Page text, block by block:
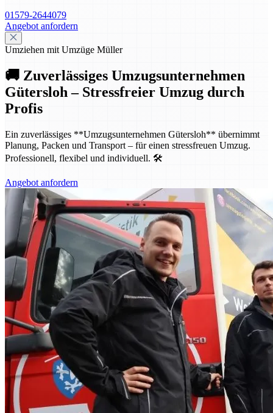
01579-2644079
Angebot anfordern
Umziehen mit Umzüge Müller
🚚 Zuverlässiges Umzugsunternehmen
Gütersloh – Stressfreier Umzug durch
Profis
Ein zuverlässiges **Umzugsunternehmen Gütersloh** übernimmt
Planung, Packen und Transport – für einen stressfreuen Umzug.
Professionell, flexibel und individuell. 🛠️
Angebot anfordern